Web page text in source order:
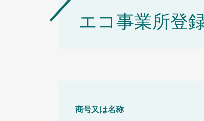
エコ事業所登
商号又は名称